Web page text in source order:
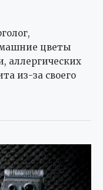
цветы
аллергических
из-за своего